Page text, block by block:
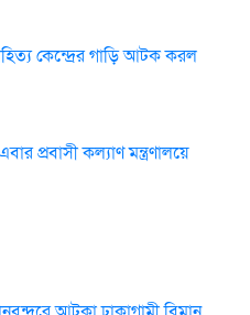
কেন্দ্রের গাড়ি আটক করল
প্রবাসী কল্যাণ মন্ত্রণালয়ে